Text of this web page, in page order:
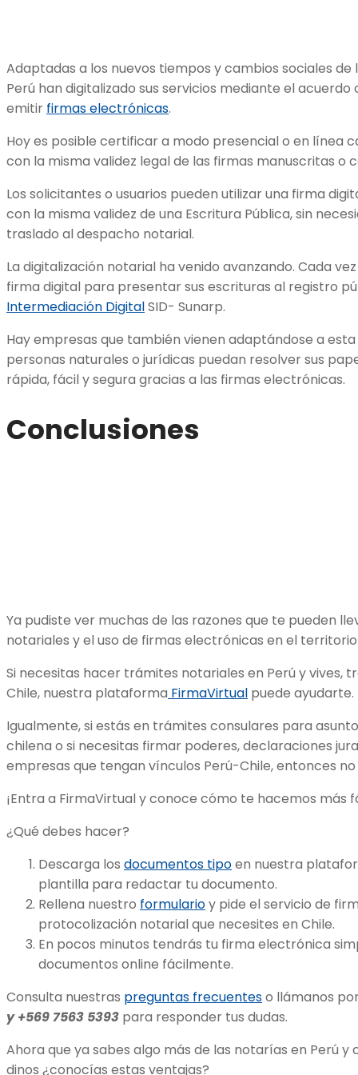
Adaptadas a los nuevos tiempos y cambios sociales
Perú han digitalizado sus servicios mediante el
emitir firmas electrónicas.
Hoy es posible certificar a modo presencial o en línea
con la misma validez legal de las firmas manuscritas o
Los solicitantes o usuarios pueden utilizar una firma
con la misma validez de una Escritura Pública, sin
traslado al despacho notarial.
La digitalización notarial ha venido avanzando. Cada
firma digital para presentar sus escrituras al registro
Intermediación DigitalSID- Sunarp.
Hay empresas que también vienen adaptándose a
personas naturales o jurídicas puedan resolver sus
rápida, fácil y segura gracias a las firmas electrónicas.
Conclusiones
Ya pudiste ver muchas de las razones que te pueden
notariales y el uso de firmas electrónicas en el
Si necesitas hacer trámites notariales en Perú y vives,
Chile, nuestra plataforma FirmaVirtual puede ayudarte.
Igualmente, si estás en trámites consulares para
chilena o si necesitas firmar poderes, declaraciones
empresas que tengan vínculos Perú-Chile, entonces
¡Entra a FirmaVirtual y conoce cómo te hacemos más
¿Qué debes hacer?
Descarga los documentos tipoen nuestra
plantilla para redactar tu documento.
Rellena nuestro formularioy pide el servicio de
protocolización notarial que necesites en Chile.
En pocos minutos tendrás tu firma electrónica
documentos online fácilmente.
Consulta nuestras preguntas frecuenteso llámanos
y +569 7563 5393 para responder tus dudas.
Ahora que ya sabes algo más de las notarías en Perú
dinos ¿conocías estas ventajas?